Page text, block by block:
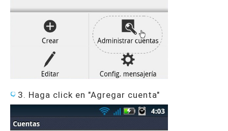
3. Haga click en "Agregar cuenta"